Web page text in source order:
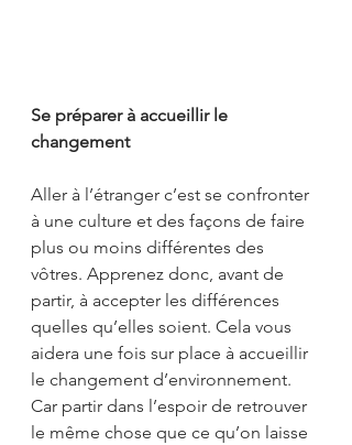
Se préparer à accueillir le
changement
Aller à l’étranger c’est se confronter
à une culture et des façons de faire
plus ou moins différentes des
vôtres. Apprenez donc, avant de
partir, à accepter les différences
quelles qu’elles soient. Cela vous
aidera une fois sur place à accueillir
le changement d’environnement.
Car partir dans l’espoir de retrouver
le même chose que ce qu’on laisse